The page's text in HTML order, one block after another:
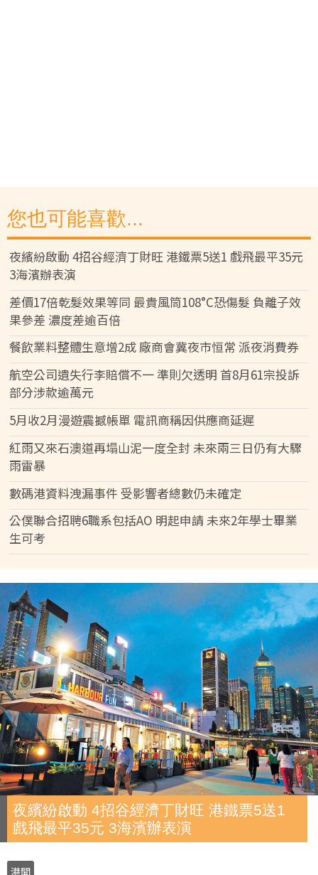
您也可能喜歡...
夜繽紛啟動 4招谷經濟丁財旺 港鐵票5送1 戲飛最平35元
3海濱辦表演
差價17倍乾髮效果等同 最貴風筒108°C恐傷髮 負離子效
果參差 濃度差逾百倍
餐飲業料整體生意增2成 廠商會冀夜市恒常 派夜消費券
航空公司遺失行李賠償不一 準則欠透明 首8月61宗投訴
部分涉款逾萬元
5月收2月漫遊震撼帳單 電訊商稱因供應商延遲
紅雨又來石澳道再塌山泥一度全封 未來兩三日仍有大驟
雨雷暴
數碼港資料洩漏事件 受影響者總數仍未確定
公僕聯合招聘6職系包括AO 明起申請 未來2年學士畢業
生可考
夜繽紛啟動 4招谷經濟丁財旺 港鐵票5送1
戲飛最平35元 3海濱辦表演
港聞